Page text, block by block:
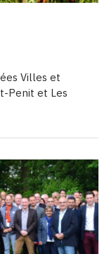
Villes et
Penit et Les